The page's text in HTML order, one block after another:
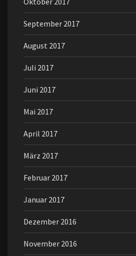
September 2017
August 2017
Juli 2017
Juni 2017
Mai 2017
April 2017
März 2017
Februar 2017
Januar 2017
Dezember 2016
November 2016